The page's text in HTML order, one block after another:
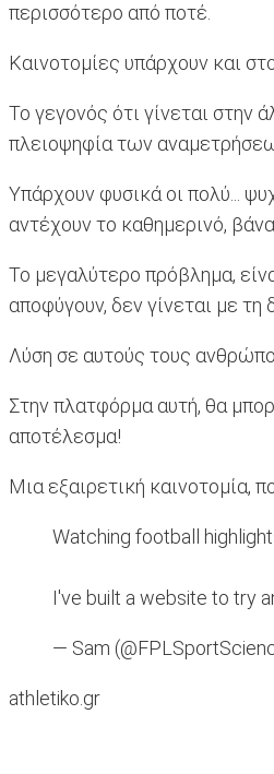
περισσότερο από ποτέ.
Καινοτομίες υπάρχουν και
Το γεγονός ότι γίνεται στην
πλειοψηφία των
Υπάρχουν φυσικά οι πολύ...
αντέχουν το καθημερινό,
Το μεγαλύτερο πρόβλημα,
αποφύγουν, δεν γίνεται με
Λύση σε αυτούς τους
Στην πλατφόρμα αυτή, θα
αποτέλεσμα!
Μια εξαιρετική καινοτομία,
Watching football
I've built a website to try
— Sam
athletiko.gr